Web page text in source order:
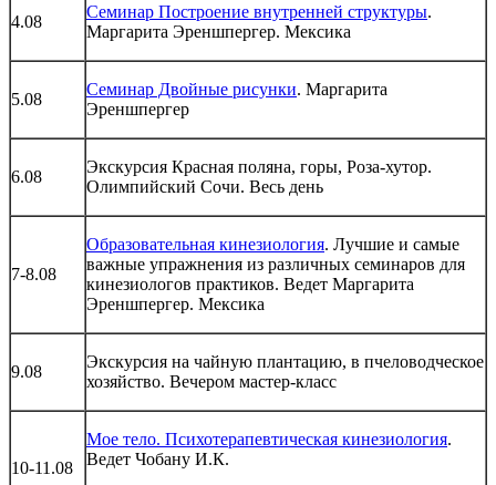
4.08
Семинар Построение внутренней структуры.
Маргарита Эреншпергер. Мексика
5.08
Семинар Двойные рисунки. Маргарита
Эреншпергер
6.08
Экскурсия Красная поляна, горы, Роза-хутор.
Олимпийский Сочи. Весь день
7-8.08
Образовательная кинезиология. Лучшие и самые
важные упражнения из различных семинаров для
кинезиологов практиков. Ведет Маргарита
Эреншпергер. Мексика
9.08
Экскурсия на чайную плантацию, в пчеловодческое
хозяйство. Вечером мастер-класс
10-11.08
Мое тело. Психотерапевтическая кинезиология.
Ведет Чобану И.К.